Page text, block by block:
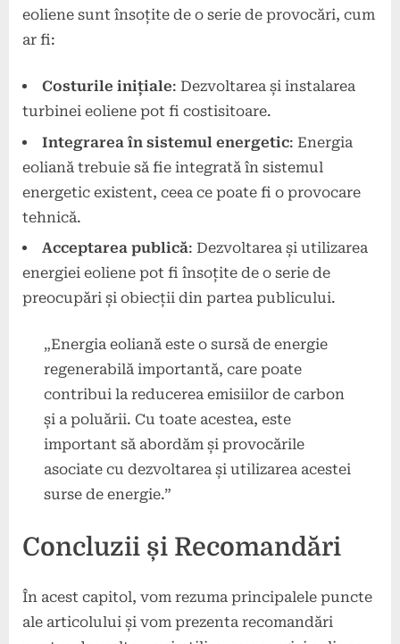
eoliene sunt însoțite de o serie de provocări, cum
ar fi:
Costurile inițiale: Dezvoltarea și instalarea
turbinei eoliene pot fi costisitoare.
Integrarea în sistemul energetic: Energia
eoliană trebuie să fie integrată în sistemul
energetic existent, ceea ce poate fi o provocare
tehnică.
Acceptarea publică: Dezvoltarea și utilizarea
energiei eoliene pot fi însoțite de o serie de
preocupări și obiecții din partea publicului.
„Energia eoliană este o sursă de energie
regenerabilă importantă, care poate
contribui la reducerea emisiilor de carbon
și a poluării. Cu toate acestea, este
important să abordăm și provocările
asociate cu dezvoltarea și utilizarea acestei
surse de energie.”
Concluzii și Recomandări
În acest capitol, vom rezuma principalele puncte
ale articolului și vom prezenta recomandări